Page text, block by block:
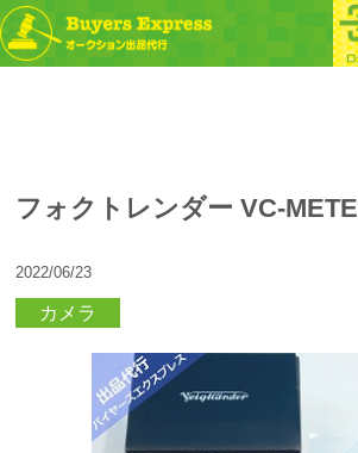
フォクトレンダー VC-
2022/06/23
カメラ